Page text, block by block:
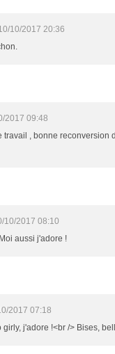
10/2017 20:36
2017 09:48
travail , bonne reconversion
10/2017 08:10
aussi j'adore !
2017 07:18
girly, j'adore !<br /> Bises,